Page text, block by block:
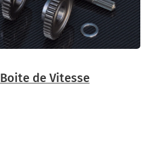
Boite de Vitesse